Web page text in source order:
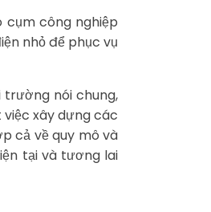
cụm công nghiệp
nhỏ để phục vụ
nói chung,
xây dựng các
cả về quy mô và
tại và tương lai